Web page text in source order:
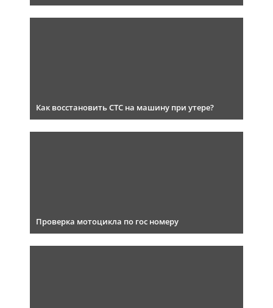
Как восстановить СТС на машину при утере?
Проверка мотоцикла по гос номеру